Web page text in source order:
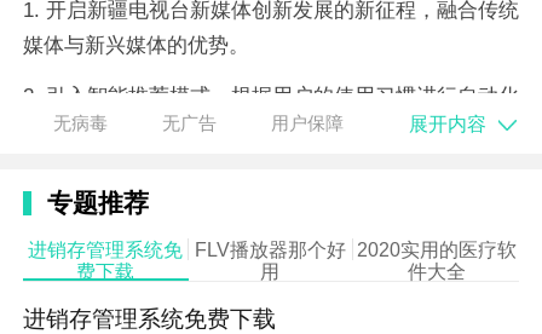
1. 开启新疆电视台新媒体创新发展的新征程，融合传统
媒体与新兴媒体的优势。
2. 引入智能推荐模式，根据用户的使用习惯进行自动化
内容推荐。
录美好生活。
4. 深度参与电子政务，打造教育、就业、医疗等民生服
无病毒 无广告 用户保障 展开内容
专题推荐
进销存管理系统免
费下载
FLV播放器那个好
用
2020实用的医疗软
件大全
进销存管理系统免费下载